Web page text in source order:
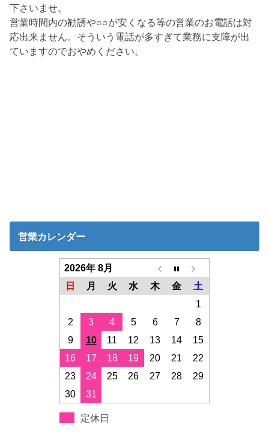
下さいませ。
営業時間内の勧誘や○○が安くなる等の営業のお電話は対
応出来ません。そういう電話が多すぎて業務に支障が出
ていますのでおやめください。
営業カレンダー
2026年 8月
日
月 火 水 木 金
土
1
2
3 4 5 6 7
8
9
10 11 12 13 14
15
16
17 18 19 20 21
22
23
24 25 26 27 28
29
30
31
定休日